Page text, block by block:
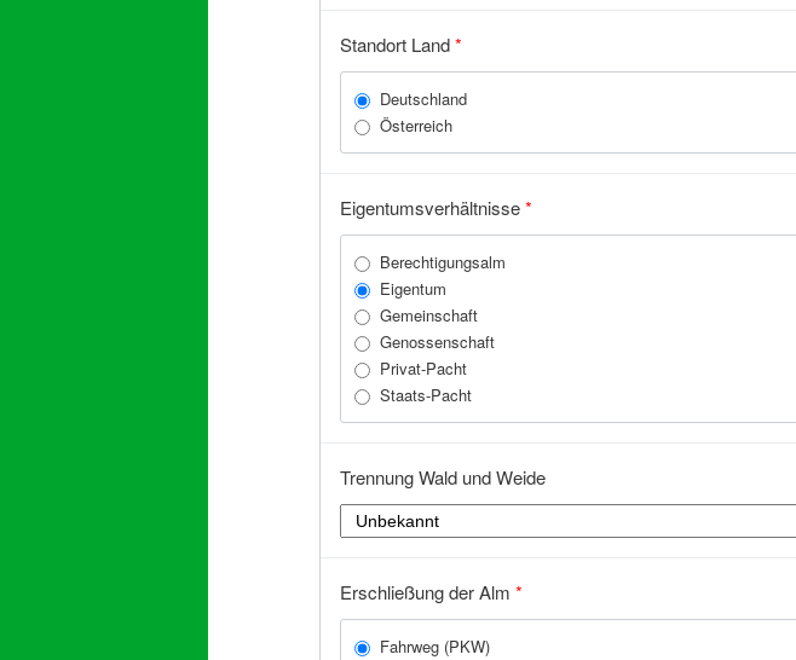
Standort Land*
Deutschland
Österreich
Eigentumsverhältnisse*
Berechtigungsalm
Eigentum
Gemeinschaft
Genossenschaft
Privat-Pacht
Staats-Pacht
Trennung Wald und Weide
Erschließung der Alm *
Fahrweg (PKW)